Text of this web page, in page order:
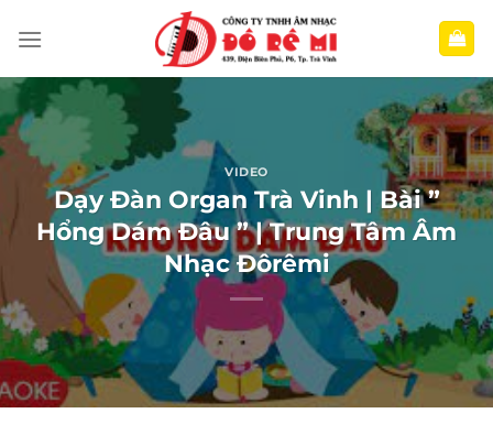
qua
dung
VIDEO
Dạy Đàn Organ Trà Vinh | Bài ”
Hổng Dám Đâu ” | Trung Tâm Âm
Nhạc Đôrêmi